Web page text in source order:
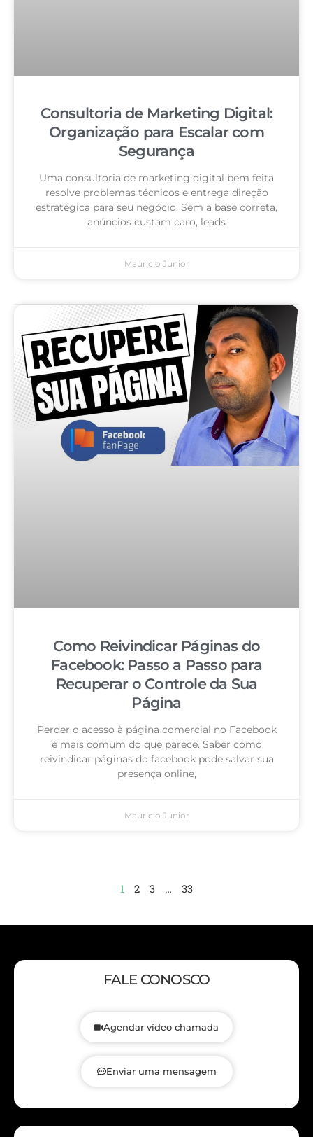
Consultoria de Marketing Digital:
Organização para Escalar com
Segurança
Uma consultoria de marketing digital bem feita
resolve problemas técnicos e entrega direção
estratégica para seu negócio. Sem a base correta,
anúncios custam caro, leads
Mauricio Junior
Como Reivindicar Páginas do
Facebook: Passo a Passo para
Recuperar o Controle da Sua
Página
Perder o acesso à página comercial no Facebook
é mais comum do que parece. Saber como
reivindicar páginas do facebook pode salvar sua
presença online,
Mauricio Junior
1 2 3 … 33
FALE CONOSCO
Agendar vídeo chamada
Enviar uma mensagem